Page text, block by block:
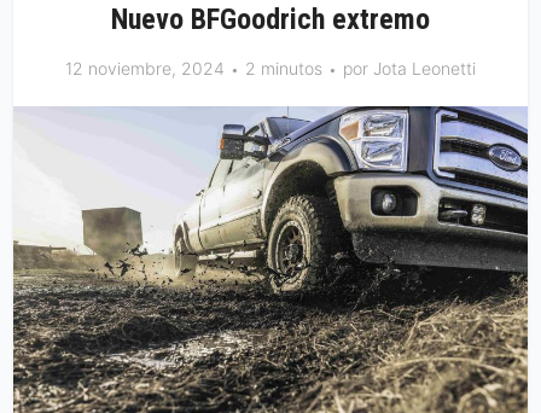
Nuevo BFGoodrich extremo
12 noviembre, 2024 2 minutos por Jota Leonetti